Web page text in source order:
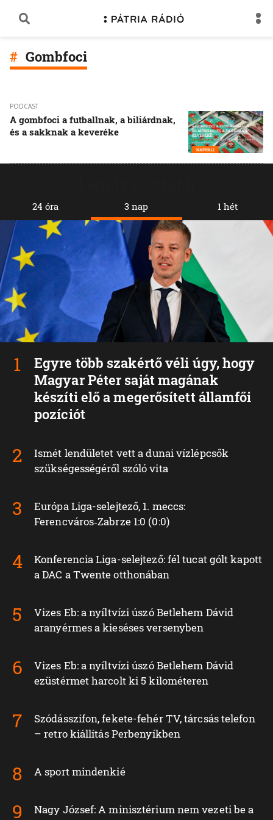
Gombfoci
PODCAST
A gombfoci a futballnak, a biliárdnak,
és a sakknak a keveréke
24 óra 3 nap
Egyre több szakértő véli úgy, hogy
Magyar Péter saját magának
készíti elő a megerősített államfői
pozíciót
Ismét lendületet vett a dunai vízlépcsők
szükségességéről szóló vita
Európa Liga-selejtező, 1. meccs:
Ferencváros‑Zabrze 1:0 (0:0)
Konferencia Liga-selejtező: fél tucat gólt kapott
a DAC a Twente otthonában
Vizes Eb: a nyíltvízi úszó Betlehem Dávid
aranyérmes a kieséses versenyben
Vizes Eb: a nyíltvízi úszó Betlehem Dávid
ezüstérmet harcolt ki 5 kilométeren
Szódásszifon, fekete-fehér TV, tárcsás telefon
– retro kiállítás Perbenyíkben
A sport mindenkié
Nagy József: A minisztérium nem vezeti be a
1 hét